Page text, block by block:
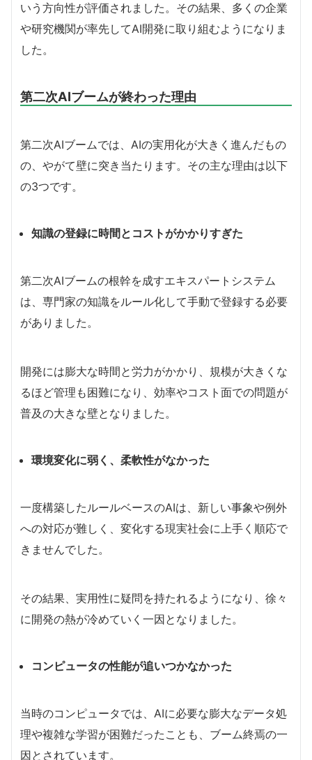
いう方向性が評価されました。その結果、多くの企業
や研究機関が率先してAI開発に取り組むようになりま
した。
第二次AIブームが終わった理由
第二次AIブームでは、AIの実用化が大きく進んだもの
の、やがて壁に突き当たります。その主な理由は以下
の3つです。
知識の登録に時間とコストがかかりすぎた
第二次AIブームの根幹を成すエキスパートシステム
は、専門家の知識をルール化して手動で登録する必要
がありました。
開発には膨大な時間と労力がかかり、規模が大きくな
るほど管理も困難になり、効率やコスト面での問題が
普及の大きな壁となりました。
環境変化に弱く、柔軟性がなかった
一度構築したルールベースのAIは、新しい事象や例外
への対応が難しく、変化する現実社会に上手く順応で
きませんでした。
その結果、実用性に疑問を持たれるようになり、徐々
に開発の熱が冷めていく一因となりました。
コンピュータの性能が追いつかなかった
当時のコンピュータでは、AIに必要な膨大なデータ処
理や複雑な学習が困難だったことも、ブーム終焉の一
因とされています。